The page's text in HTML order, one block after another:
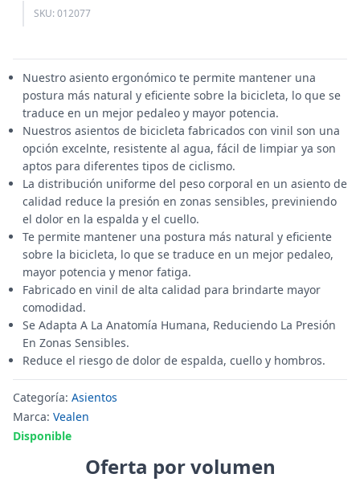
SKU: 012077
Nuestro asiento ergonómico te permite mantener una
postura más natural y eficiente sobre la bicicleta, lo que se
traduce en un mejor pedaleo y mayor potencia.
Nuestros asientos de bicicleta fabricados con vinil son una
opción excelnte, resistente al agua, fácil de limpiar ya son
aptos para diferentes tipos de ciclismo.
La distribución uniforme del peso corporal en un asiento de
calidad reduce la presión en zonas sensibles, previniendo
el dolor en la espalda y el cuello.
Te permite mantener una postura más natural y eficiente
sobre la bicicleta, lo que se traduce en un mejor pedaleo,
mayor potencia y menor fatiga.
Fabricado en vinil de alta calidad para brindarte mayor
comodidad.
Se Adapta A La Anatomía Humana, Reduciendo La Presión
En Zonas Sensibles.
Reduce el riesgo de dolor de espalda, cuello y hombros.
Categoría: Asientos
Marca: Vealen
Disponible
Oferta por volumen